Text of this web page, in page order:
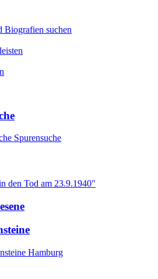
Biografien suchen
Spurensuche
den Tod am 23.9.1940"
Hamburg